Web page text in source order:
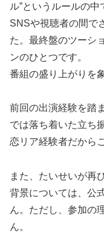
ル”というルールの中
SNSや視聴者の間で
た。最終盤のツーシ
ンのひとつです。
番組の盛り上がりを
前回の出演経験を踏
では落ち着いた立ち
恋リア経験者だから
また、たいせいが再
背景については、公
ん。 ただし、参加の
ん。